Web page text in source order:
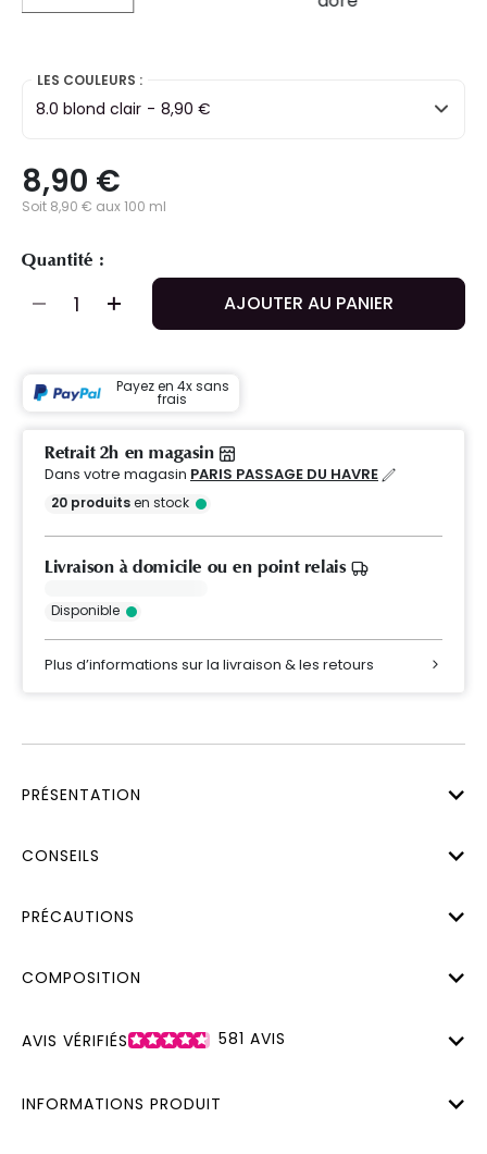
selected
LES COULEURS :
8.0 blond clair - 8,90 €
8,90 €
Soit 8,90 € aux 100 ml
Quantité :
AJOUTER AU PANIER
Payez en 4x sans
frais
Retrait 2h en magasin
Dans votre magasin PARIS PASSAGE DU HAVRE
20 produitsen stock
Livraison à domicile ou en point relais
Disponible
Plus d’informations sur la livraison & les retours
PRÉSENTATION
CONSEILS
PRÉCAUTIONS
COMPOSITION
AVIS VÉRIFIÉS 581 AVIS
INFORMATIONS PRODUIT